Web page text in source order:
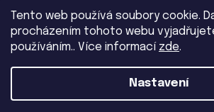
Tento web používá soubory cookie.
procházením tohoto webu
používáním.. Více informací zde.
Nastavení
Prodejna Praha 3 - Žižkov
VENTILA.CZ. Všechna